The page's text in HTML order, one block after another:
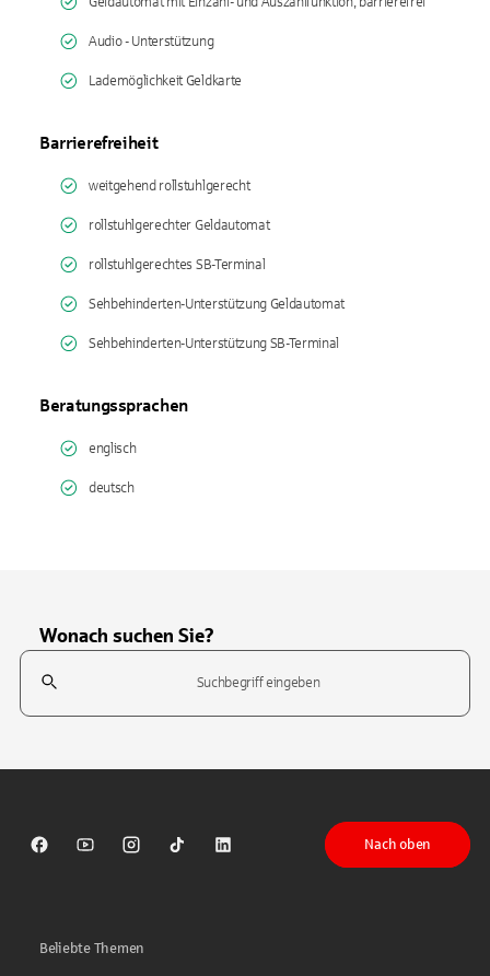
Audio - Unterstützung
Lademöglichkeit Geldkarte
Barrierefreiheit
weitgehend rollstuhlgerecht
rollstuhlgerechter Geldautomat
rollstuhlgerechtes SB-Terminal
Sehbehinderten-Unterstützung Geldautomat
Sehbehinderten-Unterstützung SB-Terminal
Beratungssprachen
englisch
deutsch
Wonach suchen Sie?
Suchfeld
Sparkasse auf Facebook
Sparkasse auf Youtube
Sparkasse auf Instagram
Sparkasse auf TikTok
Sparkasse auf LinkedIn
Nach oben
Beliebte Themen